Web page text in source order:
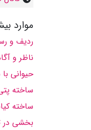
موارد
ردیف و
ناظر و
حیوانى
ساخته
ساخته كیانوش عیارى در سال 68 با حضور على
بخشى در